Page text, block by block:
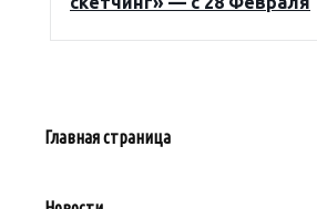
Главная страница